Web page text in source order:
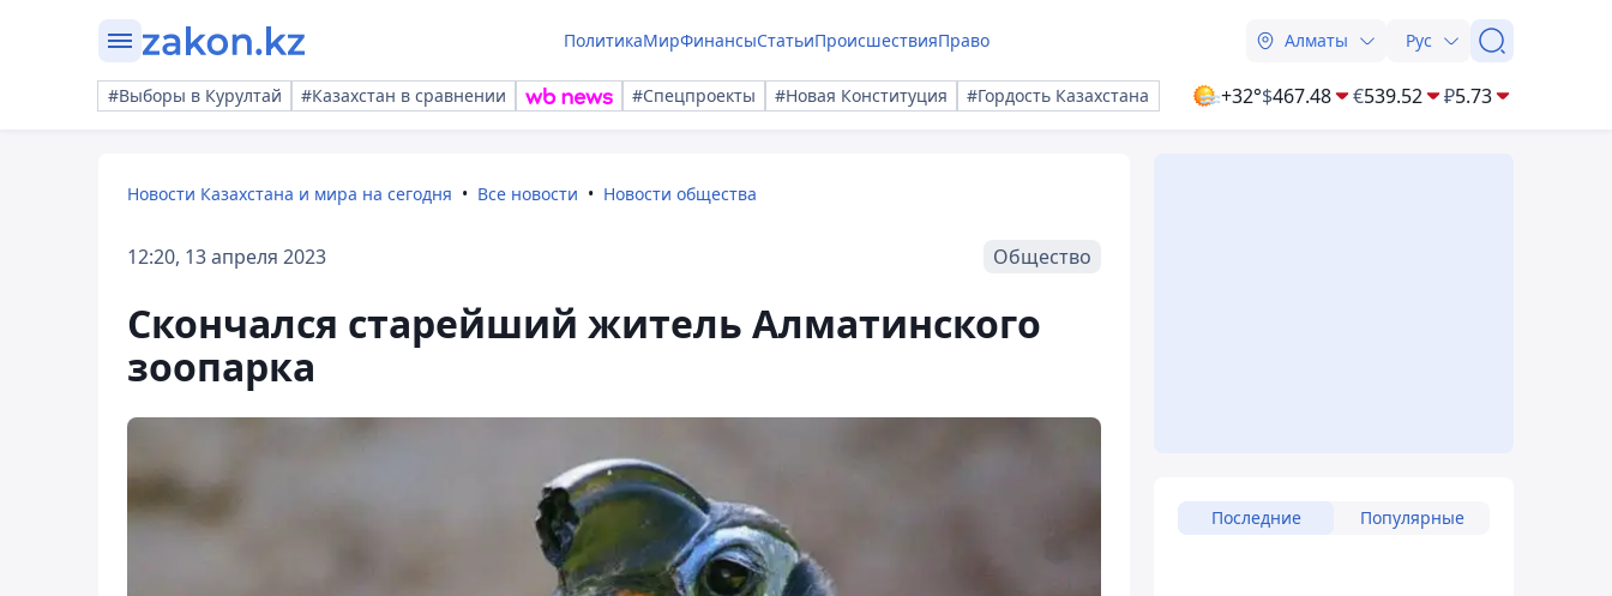
ПолитикаМирФинансыСтатьиПроисшествияПраво Алматы Рус
#Выборы в Курултай #Казахстан в сравнении #Спецпроекты #Новая Конституция #Гордость Казахстана +32°$467.48 €539.52 ₽5.73
Новости Казахстана и мира на сегодня Все новости Новости общества
12:20, 13 апреля 2023 Общество
Скончался старейший житель Алматинского
зоопарка
Последние Популярные